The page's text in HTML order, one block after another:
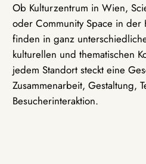
Ob Kulturzentrum in Wien,
oder Community Space in der
finden in ganz
kulturellen und thematischen
jedem Standort steckt eine
Zusammenarbeit, Gestaltung,
Besucherinteraktion.